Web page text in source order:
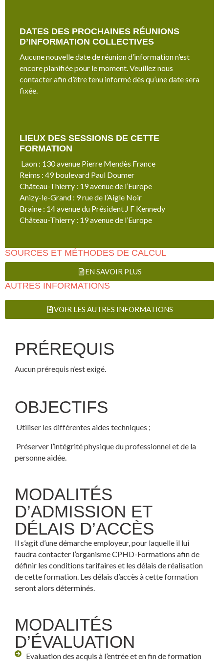
DATES DES PROCHAINES RÉUNIONS
D’INFORMATION COLLECTIVES
Aucune nouvelle date de réunion d’information n’est
encore planifiée pour le moment. Veuillez nous
contacter afin d’être tenu informé dès qu’une date sera
fixée.
LIEUX DES SESSIONS DE CETTE
FORMATION
Laon : 130 avenue Pierre Mendès France
Reims : 49 boulevard Paul Doumer
Château-Thierry : 19 avenue de l’Europe
Anizy-le-Grand : 9 rue de l’Aigle Noir
Braine : 14 avenue du Président J F Kennedy
Château-Thierry : 19 avenue de l’Europe
SOURCES ET MÉTHODES DE CALCUL
EN SAVOIR PLUS
AUTRES INFORMATIONS
VOIR LES AUTRES INFORMATIONS
PRÉREQUIS
Aucun prérequis n’est exigé.
OBJECTIFS
Utiliser les différentes aides techniques ;
Préserver l’intégrité physique du professionnel et de la
personne aidée.
MODALITÉS
D’ADMISSION ET
DÉLAIS D’ACCÈS
Il s’agit d’une démarche employeur, pour laquelle il lui
faudra contacter l’organisme CPHD-Formations afin de
définir les conditions tarifaires et les délais de réalisation
de cette formation. Les délais d’accès à cette formation
seront alors déterminés.
MODALITÉS
D’ÉVALUATION
Evaluation des acquis à l’entrée et en fin de formation